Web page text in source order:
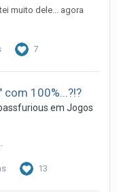
muito dele... agora
7
com 100%...?!?
em Jogos
13